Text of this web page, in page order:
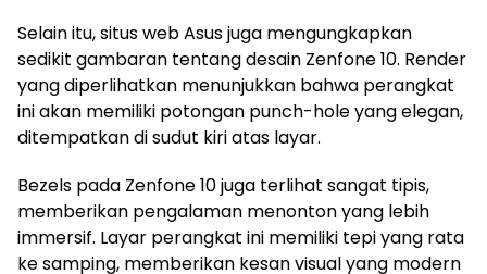
Selain itu, situs web Asus juga mengungkapkan
sedikit gambaran tentang desain Zenfone 10. Render
yang diperlihatkan menunjukkan bahwa perangkat
ini akan memiliki potongan punch-hole yang elegan,
ditempatkan di sudut kiri atas layar.
Bezels pada Zenfone 10 juga terlihat sangat tipis,
memberikan pengalaman menonton yang lebih
immersif. Layar perangkat ini memiliki tepi yang rata
ke samping, memberikan kesan visual yang modern